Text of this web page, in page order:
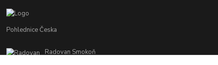
Pohlednice Česka
Radovan Smokoň